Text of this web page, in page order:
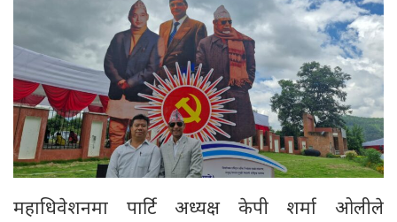
महाधिवेशनमा पार्टि अध्यक्ष केपी शर्मा ओलीले